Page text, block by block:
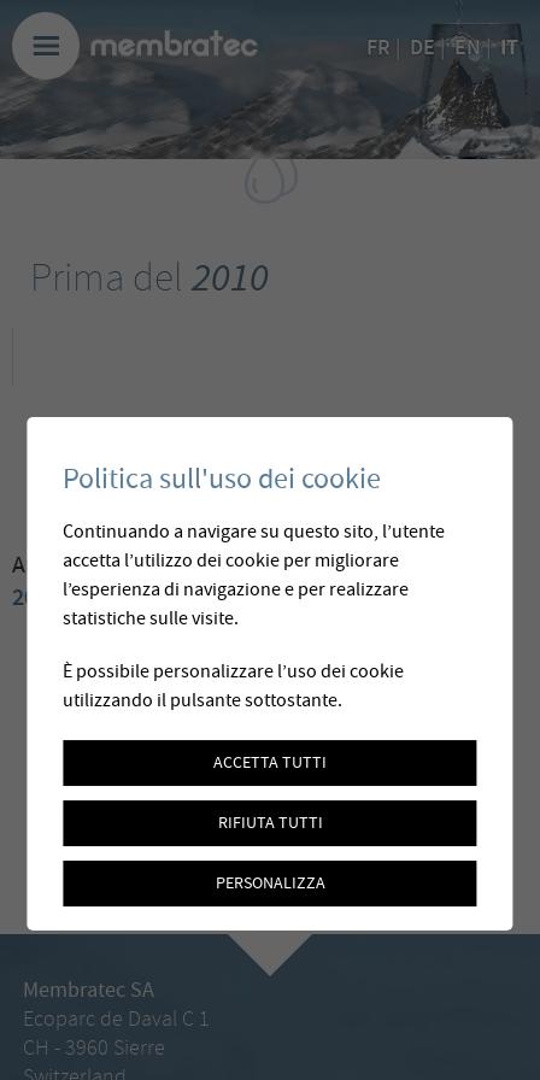
FR DE|EN|IT
Prima del 2010
Archives:2009 2008 2007 2006 2004
2001
2000
Membratec SA
Ecoparc de Daval C 1
CH - 3960 Sierre
Politica sull'uso dei cookie
Continuando a navigare su questo sito, l’utente
accetta l’utilizzo dei cookie per migliorare
l’esperienza di navigazione e per realizzare
statistiche sulle visite.
È possibile personalizzare l’uso dei cookie
utilizzando il pulsante sottostante.
ACCETTA TUTTI
RIFIUTA TUTTI
PERSONALIZZA